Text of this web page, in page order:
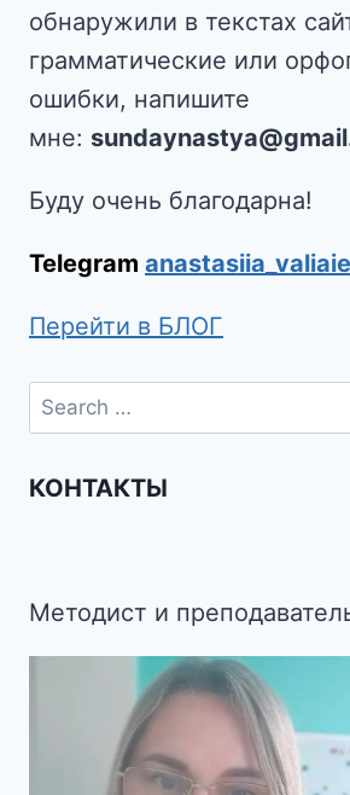
обнаружили в текстах
грамматические или
ошибки, напишите
мне:
Буду очень благодарна!
Telegram
Перейти в БЛОГ
КОНТАКТЫ
Методист и